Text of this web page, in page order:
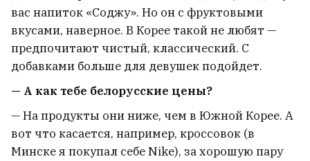
вас напиток «Соджу». Но он с фруктовыми
вкусами, наверное. В Корее такой не любят —
предпочитают чистый, классический. С
добавками больше для девушек подойдет.
— А как тебе белорусские цены?
— На продукты они ниже, чем в Южной Корее. А
вот что касается, например, кроссовок (в
Минске я покупал себе Nike), за хорошую пару